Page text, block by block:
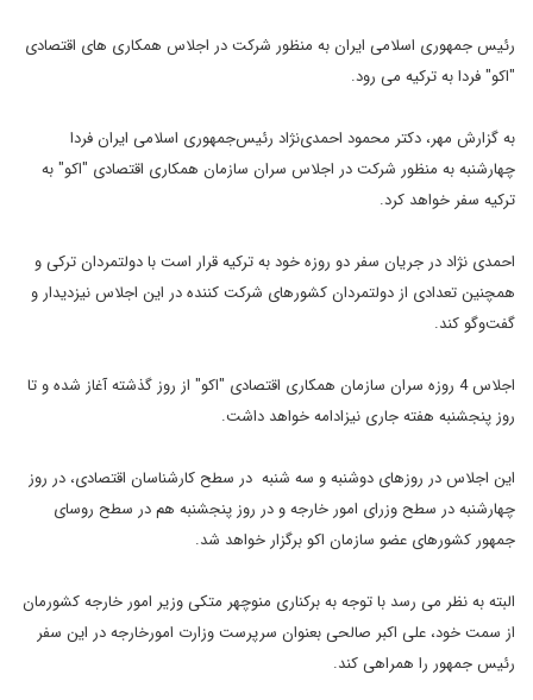
رئیس جمهوری اسلامی ایران به منظور شرکت در اجلاس همکاری های اقتصادی
"اکو" فردا به ترکیه می رود.
به گزارش مهر، دکتر محمود احمدی‌نژاد رئیس‌جمهوری اسلامی ایران فردا
چهارشنبه به منظور شرکت در اجلاس سران سازمان همکاری اقتصادی "اکو" به
ترکیه سفر خواهد کرد.
احمدی نژاد در جریان سفر دو روزه خود به ترکیه قرار است با دولتمردان ترکی و
همچنین تعدادی از دولتمردان کشورهای شرکت کننده در این اجلاس نیزدیدار و
گفت‌وگو کند.
اجلاس 4 روزه سران سازمان همکاری اقتصادی "اکو" از روز گذشته آغاز شده و تا
روز پنجشنبه هفته جاری نیزادامه خواهد داشت.
این اجلاس در روزهای دوشنبه و سه شنبه در سطح کارشناسان اقتصادی، در روز
چهارشنبه در سطح وزرای امور خارجه و در روز پنجشنبه هم در سطح روسای
جمهور کشورهای عضو سازمان اکو برگزار خواهد شد.
البته به نظر می رسد با توجه به برکناری منوچهر متکی وزیر امور خارجه کشورمان
از سمت خود، علی اکبر صالحی بعنوان سرپرست وزارت امورخارجه در این سفر
رئیس جمهور را همراهی کند.